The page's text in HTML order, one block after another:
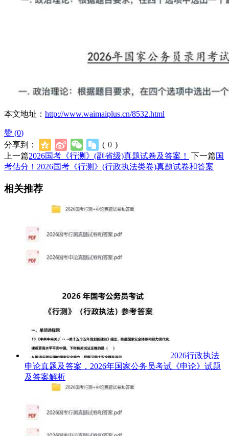
本文地址： http://www.waimaiplus.cn/8532.html
赞 (0)
分享到：
( 0 )
上一篇2026国考《行测》(副省级)真题试卷及答案！ 下一篇国
考估分！2026国考《行测》(行政执法类卷)真题试卷和答案
相关推荐
2026行政执法
申论真题及答案，2026年国家公务员考试《申论》试题
及答案解析